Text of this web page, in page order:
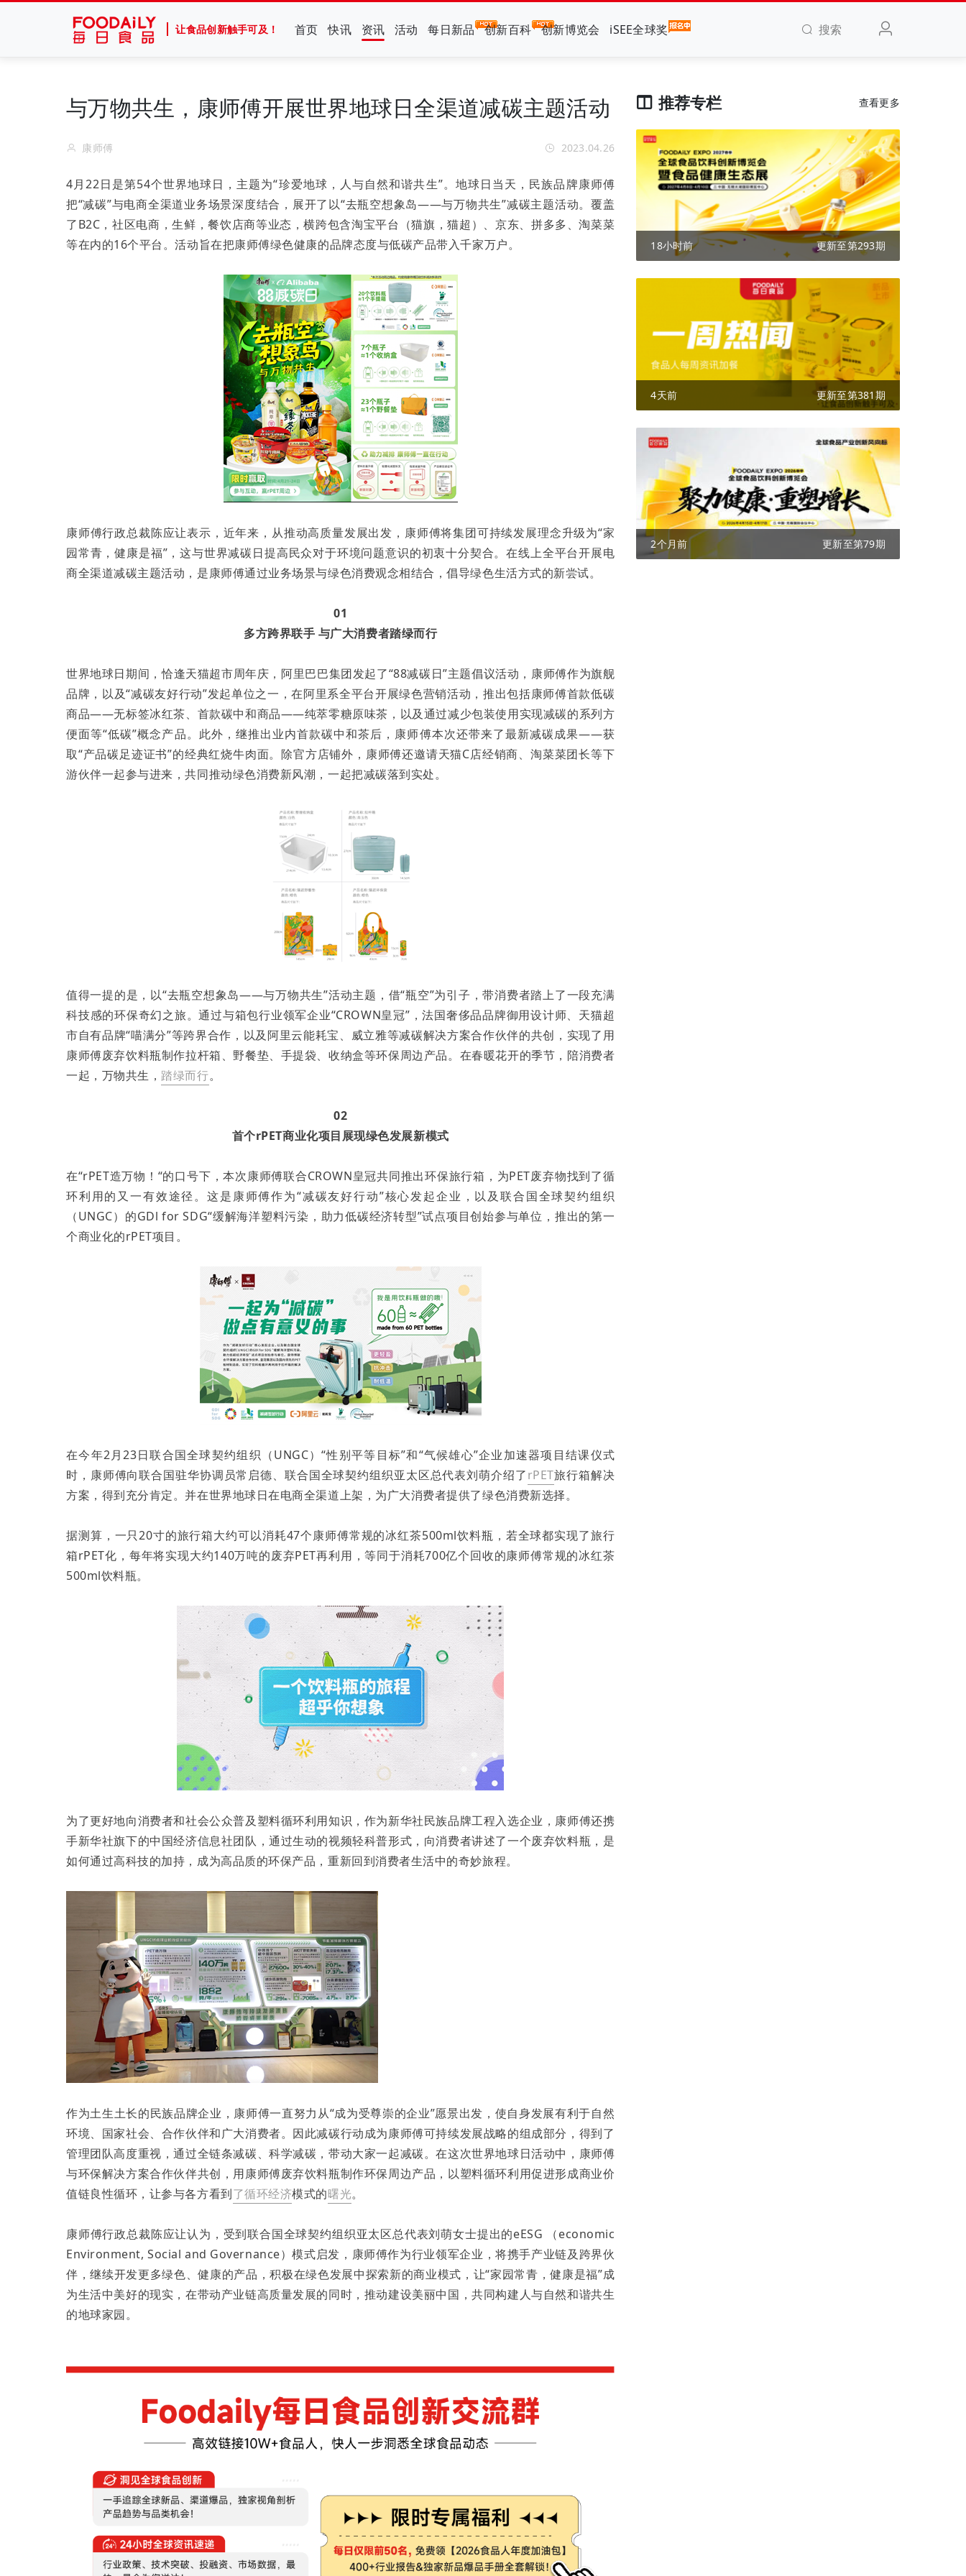
让食品创新触手可及！ 首页 快讯 资讯 活动 每日新品 创新百科 创新博览会 iSEE全球奖 搜索
与万物共生，康师傅开展世界地球日全渠道减碳主题活动
康师傅 2023.04.26
4月22日是第54个世界地球日，主题为“珍爱地球，人与自然和谐共生”。地球日当天，民族品牌康师傅
把“减碳”与电商全渠道业务场景深度结合，展开了以“去瓶空想象岛——与万物共生”减碳主题活动。覆盖
了B2C，社区电商，生鲜，餐饮店商等业态，横跨包含淘宝平台（猫旗，猫超）、京东、拼多多、淘菜菜
等在内的16个平台。活动旨在把康师傅绿色健康的品牌态度与低碳产品带入千家万户。
康师傅行政总裁陈应让表示，近年来，从推动高质量发展出发，康师傅将集团可持续发展理念升级为“家
园常青，健康是福”，这与世界减碳日提高民众对于环境问题意识的初衷十分契合。在线上全平台开展电
商全渠道减碳主题活动，是康师傅通过业务场景与绿色消费观念相结合，倡导绿色生活方式的新尝试。
01
多方跨界联手 与广大消费者踏绿而行
世界地球日期间，恰逢天猫超市周年庆，阿里巴巴集团发起了“88减碳日”主题倡议活动，康师傅作为旗舰
品牌，以及“减碳友好行动”发起单位之一，在阿里系全平台开展绿色营销活动，推出包括康师傅首款低碳
商品——无标签冰红茶、首款碳中和商品——纯萃零糖原味茶，以及通过减少包装使用实现减碳的系列方
便面等“低碳”概念产品。此外，继推出业内首款碳中和茶后，康师傅本次还带来了最新减碳成果——获
取“产品碳足迹证书”的经典红烧牛肉面。除官方店铺外，康师傅还邀请天猫C店经销商、淘菜菜团长等下
游伙伴一起参与进来，共同推动绿色消费新风潮，一起把减碳落到实处。
值得一提的是，以“去瓶空想象岛——与万物共生”活动主题，借“瓶空”为引子，带消费者踏上了一段充满
科技感的环保奇幻之旅。通过与箱包行业领军企业“CROWN皇冠”，法国奢侈品品牌御用设计师、天猫超
市自有品牌“喵满分”等跨界合作，以及阿里云能耗宝、威立雅等减碳解决方案合作伙伴的共创，实现了用
康师傅废弃饮料瓶制作拉杆箱、野餐垫、手提袋、收纳盒等环保周边产品。在春暖花开的季节，陪消费者
一起，万物共生， 踏绿而行。
02
首个rPET商业化项目展现绿色发展新模式
在“rPET造万物！“的口号下，本次康师傅联合CROWN皇冠共同推出环保旅行箱，为PET废弃物找到了循
环利用的又一有效途径。这是康师傅作为“减碳友好行动”核心发起企业，以及联合国全球契约组织
（UNGC）的GDl for SDG“缓解海洋塑料污染，助力低碳经济转型”试点项目创始参与单位，推出的第一
个商业化的rPET项目。
在今年2月23日联合国全球契约组织（UNGC）“性别平等目标”和“气候雄心”企业加速器项目结课仪式
时，康师傅向联合国驻华协调员常启德、联合国全球契约组织亚太区总代表刘萌介绍了rPET旅行箱解决
方案，得到充分肯定。并在世界地球日在电商全渠道上架，为广大消费者提供了绿色消费新选择。
据测算，一只20寸的旅行箱大约可以消耗47个康师傅常规的冰红茶500ml饮料瓶，若全球都实现了旅行
箱rPET化，每年将实现大约140万吨的废弃PET再利用，等同于消耗700亿个回收的康师傅常规的冰红茶
500ml饮料瓶。
为了更好地向消费者和社会公众普及塑料循环利用知识，作为新华社民族品牌工程入选企业，康师傅还携
手新华社旗下的中国经济信息社团队，通过生动的视频轻科普形式，向消费者讲述了一个废弃饮料瓶，是
如何通过高科技的加持，成为高品质的环保产品，重新回到消费者生活中的奇妙旅程。
作为土生土长的民族品牌企业，康师傅一直努力从“成为受尊崇的企业”愿景出发，使自身发展有利于自然
环境、国家社会、合作伙伴和广大消费者。因此减碳行动成为康师傅可持续发展战略的组成部分，得到了
管理团队高度重视，通过全链条减碳、科学减碳，带动大家一起减碳。在这次世界地球日活动中，康师傅
与环保解决方案合作伙伴共创，用康师傅废弃饮料瓶制作环保周边产品，以塑料循环利用促进形成商业价
值链良性循环，让参与各方看到了循环经济模式的曙光。
康师傅行政总裁陈应让认为，受到联合国全球契约组织亚太区总代表刘萌女士提出的eESG （economic
Environment, Social and Governance）模式启发，康师傅作为行业领军企业，将携手产业链及跨界伙
伴，继续开发更多绿色、健康的产品，积极在绿色发展中探索新的商业模式，让“家园常青，健康是福”成
为生活中美好的现实，在带动产业链高质量发展的同时，推动建设美丽中国，共同构建人与自然和谐共生
的地球家园。
推荐专栏 查看更多
18小时前 更新至第293期
4天前 更新至第381期
2个月前 更新至第79期